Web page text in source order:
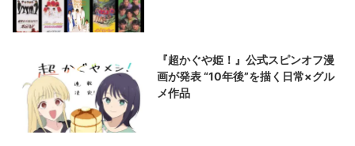
『超かぐや姫！』公式スピンオフ漫
画が発表 “10年後”を描く日常×グル
メ作品